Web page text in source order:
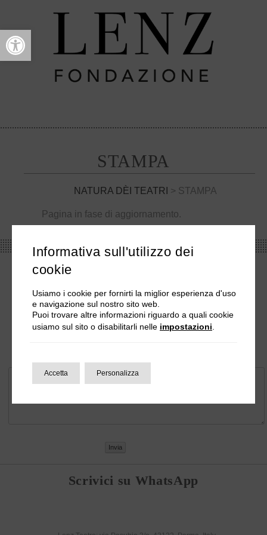
Open toolbar
STAMPA
NATURA DÈI TEATRI > STAMPA
Pagina in fase di aggiornamento.
Il tuo nome*
La tua email*
La tua richiesta*
Scrivici su WhatsApp
Informativa sull'utilizzo dei
cookie
Usiamo i cookie per fornirti la miglior esperienza d'uso
e navigazione sul nostro sito web.
Puoi trovare altre informazioni riguardo a quali cookie
usiamo sul sito o disabilitarli nelle impostazioni
Accetta Personalizza